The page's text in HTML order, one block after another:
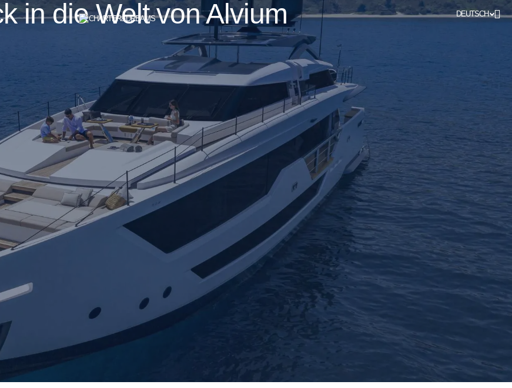
DEUTSCH
in die Welt von Alvium